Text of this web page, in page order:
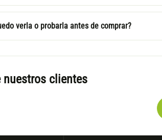
verla o probarla antes de comprar?
nuestros clientes